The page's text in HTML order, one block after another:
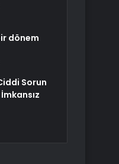
dönem
Sorun